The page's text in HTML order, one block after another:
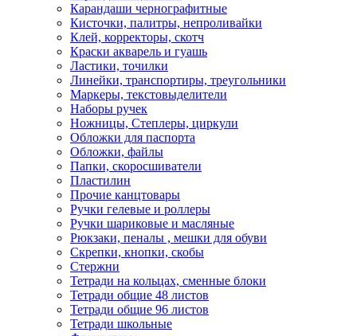
Карандаши чернографитные
Кисточки, палитры, непроливайки
Клей, корректоры, скотч
Краски акварель и гуашь
Ластики, точилки
Линейки, транспортиры, треугольники
Маркеры, текстовыделители
Наборы ручек
Ножницы, Степлеры, циркули
Обложки для паспорта
Обложки, файлы
Папки, скоросшиватели
Пластилин
Прочие канцтовары
Ручки гелевые и роллеры
Ручки шариковые и масляные
Рюкзаки, пеналы , мешки для обуви
Скрепки, кнопки, скобы
Стержни
Тетради на кольцах, сменные блоки
Тетради общие 48 листов
Тетради общие 96 листов
Тетради школьные